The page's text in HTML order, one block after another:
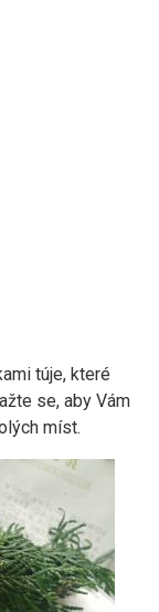
túje, které
se, aby Vám
míst.